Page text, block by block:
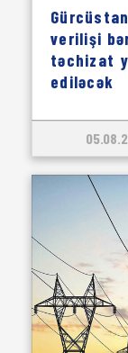
verilişi
təchizat
ediləcək